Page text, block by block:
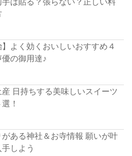
】よく効くおいしいおすすめ４
の御用達♪
日持ちする美味しいスイーツ
！
ある神社＆お寺情報 願いが叶
しよう